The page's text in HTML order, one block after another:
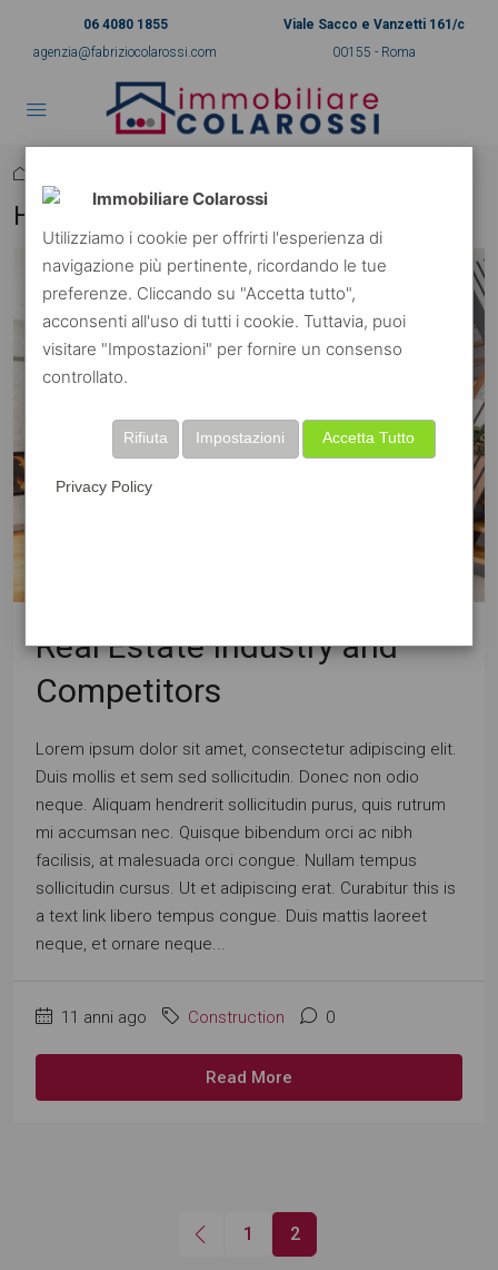
06 4080 1855
agenzia@fabriziocolarossi.com
Viale Sacco e Vanzetti 161/c
00155 - Roma
Houzez
Real Estate Industry and
Competitors
Lorem ipsum dolor sit amet, consectetur adipiscing elit.
Duis mollis et sem sed sollicitudin. Donec non odio
neque. Aliquam hendrerit sollicitudin purus, quis rutrum
mi accumsan nec. Quisque bibendum orci ac nibh
facilisis, at malesuada orci congue. Nullam tempus
sollicitudin cursus. Ut et adipiscing erat. Curabitur this is
a text link libero tempus congue. Duis mattis laoreet
neque, et ornare neque...
11 anni ago Construction 0
Read More
1 2
Immobiliare Colarossi
Utilizziamo i cookie per offrirti l'esperienza di
navigazione più pertinente, ricordando le tue
preferenze. Cliccando su "Accetta tutto",
acconsenti all'uso di tutti i cookie. Tuttavia, puoi
visitare "Impostazioni" per fornire un consenso
controllato.
Accetta Tutto
Impostazioni
Rifiuta
Privacy Policy